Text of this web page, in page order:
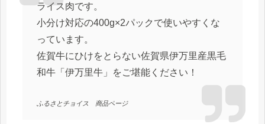
ライス肉です。
小分け対応の400g×2パックで使いやすくな
っています。
佐賀牛にひけをとらない佐賀県伊万里産黒毛
和牛「伊万里牛」をご堪能ください！
ふるさとチョイス 商品ページ